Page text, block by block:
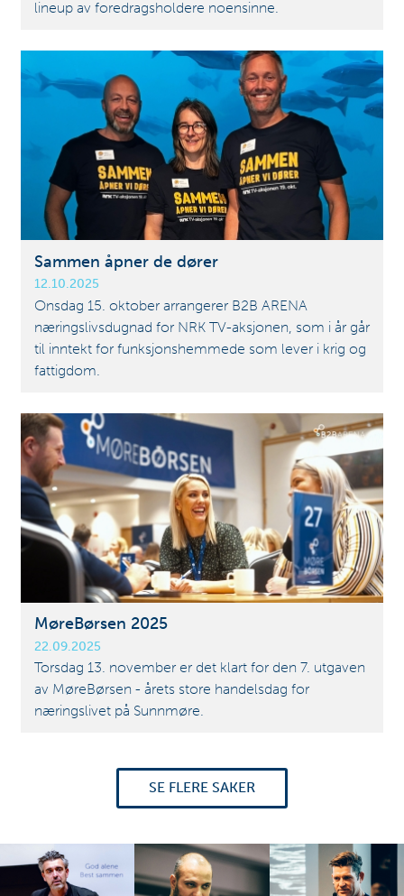
lineup av foredragsholdere noensinne.
Sammen åpner de dører
12.10.2025
Onsdag 15. oktober arrangerer B2B ARENA
næringslivsdugnad for NRK TV-aksjonen, som i år går
til inntekt for funksjonshemmede som lever i krig og
fattigdom.
MøreBørsen 2025
22.09.2025
Torsdag 13. november er det klart for den 7. utgaven
av MøreBørsen - årets store handelsdag for
næringslivet på Sunnmøre.
SE FLERE SAKER